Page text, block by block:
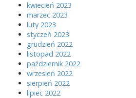
kwiecień 2023
marzec 2023
luty 2023
styczeń 2023
grudzień 2022
listopad 2022
październik 2022
wrzesień 2022
sierpień 2022
lipiec 2022